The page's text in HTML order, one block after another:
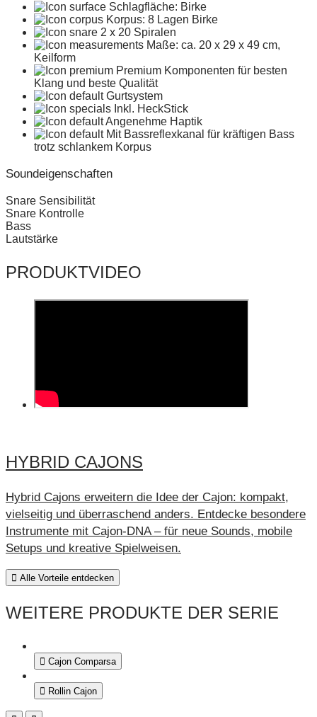
Schlagfläche: Birke
Korpus: 8 Lagen Birke
2 x 20 Spiralen
Maße: ca. 20 x 29 x 49 cm,
Keilform
Premium Komponenten für besten
Klang und beste Qualität
Gurtsystem
Inkl. HeckStick
Angenehme Haptik
Mit Bassreflexkanal für kräftigen Bass
trotz schlankem Korpus
Soundeigenschaften
Snare Sensibilität
Snare Kontrolle
Bass
Lautstärke
PRODUKTVIDEO
HYBRID CAJONS
Hybrid Cajons erweitern die Idee der Cajon: kompakt,
vielseitig und überraschend anders. Entdecke besondere
Instrumente mit Cajon-DNA – für neue Sounds, mobile
Setups und kreative Spielweisen.
Alle Vorteile entdecken
WEITERE PRODUKTE DER SERIE
Cajon Comparsa
Rollin Cajon